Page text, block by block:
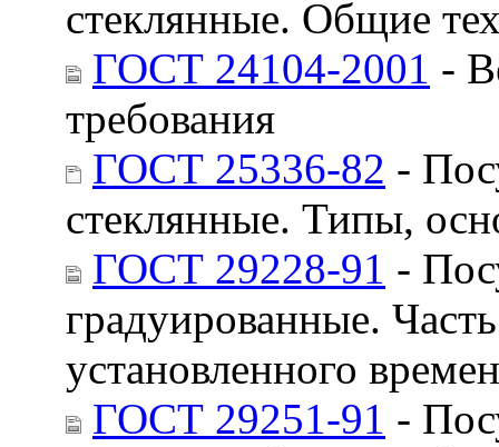
стеклянные. Общие
ГОСТ 24104-2001 -
требования
ГОСТ 25336-82 -
стеклянные. Типы,
ГОСТ 29228-91 -
градуированные.
установленного
ГОСТ 29251-91 -